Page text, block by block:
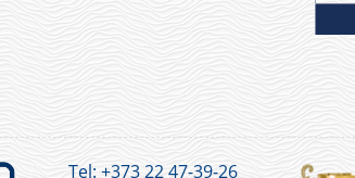
Tel: +373 22 47-39-26